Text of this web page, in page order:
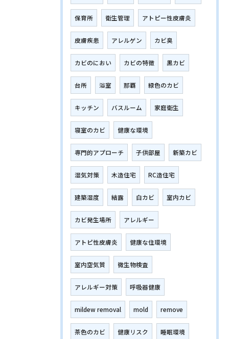
保育所 衛生管理 アトピー性皮膚炎
皮膚疾患 アレルゲン カビ臭
カビのにおい カビの特徴 黒カビ
台所 浴室 那覇 緑色のカビ
キッチン バスルーム 家庭衛生
寝室のカビ 健康な環境
専門的アプローチ 子供部屋 新築カビ
湿気対策 木造住宅 RC造住宅
建築湿度 結露 白カビ 室内カビ
カビ発生場所 アレルギー
アトピ性皮膚炎 健康な住環境
室内空気質 微生物検査
アレルギー対策 呼吸器健康
mildew removal mold remove
茶色のカビ 健康リスク 睡眠環境